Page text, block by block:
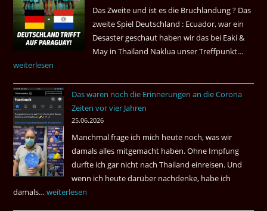
Das Zweite und ist es die Bruchlandung ? Das
zweite Spiel Deutschland : Ecuador, war ein
Desaster geschaut haben wir das bei Eaki &
May in Thailand Naklua unser Treffpunkt…
bei
weiterlesen
Das waren noch die Erinnerungen an die Corona
Zeiten vor vier Jahren
25.06.2026
Manchmal frage ich mich heute noch, was wir
damals alles mitgemacht haben. Ohne Impfung
durfte ich gar nicht nach Thailand einreisen. Und
wenn ich heute darüber nachdenke, habe ich
damals…Das
weiterlesen